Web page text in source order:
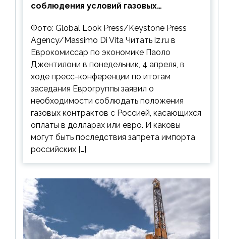
соблюдения условий газовых
Фото: Global Look Press/Keystone Press
Agency/Massimo Di Vita Читать iz.ru в
Еврокомиссар по экономике Паоло
Джентилони в понедельник, 4 апреля, в
ходе пресс-конференции по итогам
заседания Еврогруппы заявил о
необходимости соблюдать положения
газовых контрактов с Россией, касающихся
оплаты в долларах или евро. И каковы
могут быть последствия запрета импорта
российских […]